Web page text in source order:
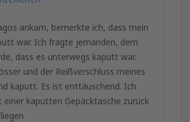
Stuttgart Airport (STR)
EUR
Franz Josef Strauss (MUC)
ankam, bemerkte ich, dass mein
war. Ich fragte jemanden, dem
dass es unterwegs kaputt war.
und der Reißverschluss meines
kaputt. Es ist enttäuschend. Ich
kaputten Gepäcktasche zurück